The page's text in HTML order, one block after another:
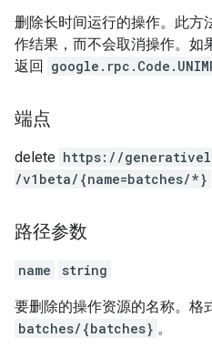
删除长时间运行的操作。此方
作结果，而不会取消操作。如
返回
端点
delete https: / /
/v1beta/{name=batches/*}
路径参数
name string
要删除的操作资源的名称。格
batches/{batches} 。